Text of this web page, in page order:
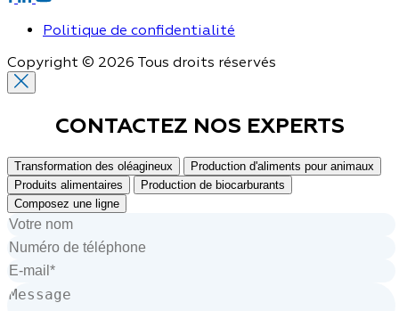
Politique de confidentialité
Copyright © 2026 Tous droits réservés
CONTACTEZ NOS EXPERTS
Transformation des oléagineux
Production d'aliments pour animaux
Produits alimentaires
Production de biocarburants
Composez une ligne